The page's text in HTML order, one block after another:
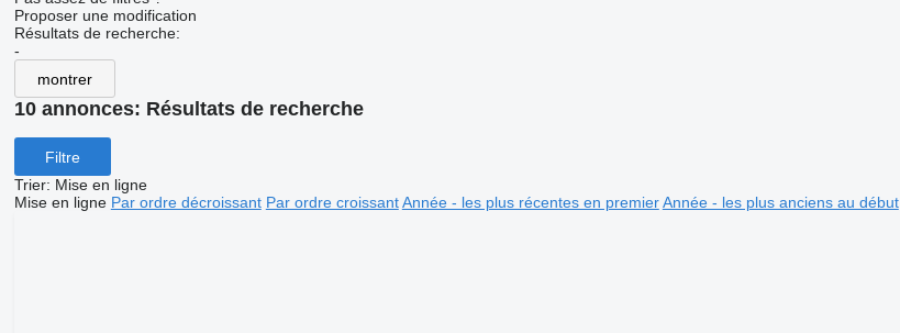
Proposer une modification
Résultats de recherche:
-
montrer
10 annonces: Résultats de recherche
Filtre
Trier: Mise en ligne
Mise en ligne Par ordre décroissant Par ordre croissant Année - les plus récentes en premier Année - les plus anciens au début